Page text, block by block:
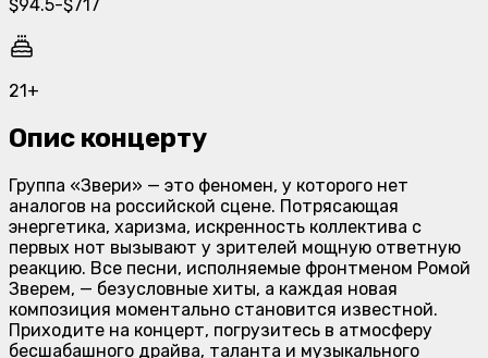
$94.5-$717
21+
Опис концерту
Группа «Звери» — это феномен, у которого нет
аналогов на российской сцене. Потрясающая
энергетика, харизма, искренность коллектива с
первых нот вызывают у зрителей мощную ответную
реакцию. Все песни, исполняемые фронтменом Ромой
Зверем, — безусловные хиты, а каждая новая
композиция моментально становится известной.
Приходите на концерт, погрузитесь в атмосферу
бесшабашного драйва, таланта и музыкального